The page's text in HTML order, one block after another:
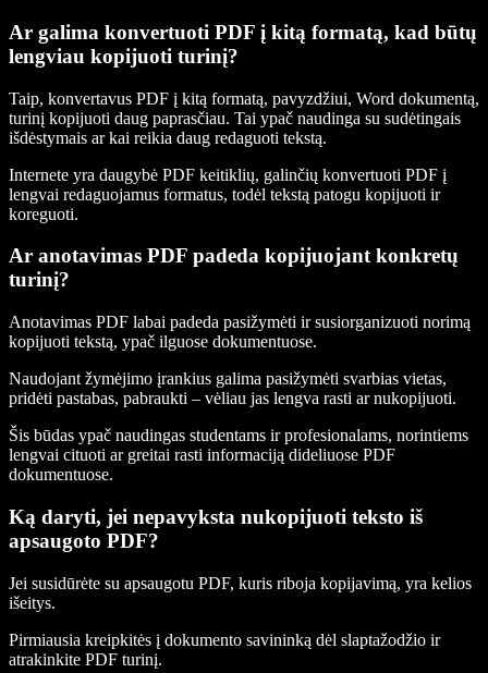
Ar galima konvertuoti PDF į kitą formatą, kad būtų
lengviau kopijuoti turinį?
Taip, konvertavus PDF į kitą formatą, pavyzdžiui, Word dokumentą,
turinį kopijuoti daug paprasčiau. Tai ypač naudinga su sudėtingais
išdėstymais ar kai reikia daug redaguoti tekstą.
Internete yra daugybė PDF keitiklių, galinčių konvertuoti PDF į
lengvai redaguojamus formatus, todėl tekstą patogu kopijuoti ir
koreguoti.
Ar anotavimas PDF padeda kopijuojant konkretų
turinį?
Anotavimas PDF labai padeda pasižymėti ir susiorganizuoti norimą
kopijuoti tekstą, ypač ilguose dokumentuose.
Naudojant žymėjimo įrankius galima pasižymėti svarbias vietas,
pridėti pastabas, pabraukti – vėliau jas lengva rasti ar nukopijuoti.
Šis būdas ypač naudingas studentams ir profesionalams, norintiems
lengvai cituoti ar greitai rasti informaciją dideliuose PDF
dokumentuose.
Ką daryti, jei nepavyksta nukopijuoti teksto iš
apsaugoto PDF?
Jei susidūrėte su apsaugotu PDF, kuris riboja kopijavimą, yra kelios
išeitys.
Pirmiausia kreipkitės į dokumento savininką dėl slaptažodžio ir
atrakinkite PDF turinį.